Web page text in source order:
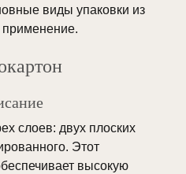
виды упаковки из
применение.
слоев: двух плоских
Этот
высокую